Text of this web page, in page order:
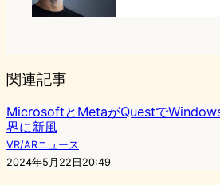
関連記事
MicrosoftとMetaがQuestで
界に新風
VR/ARニュース
2024年5月22日20:49